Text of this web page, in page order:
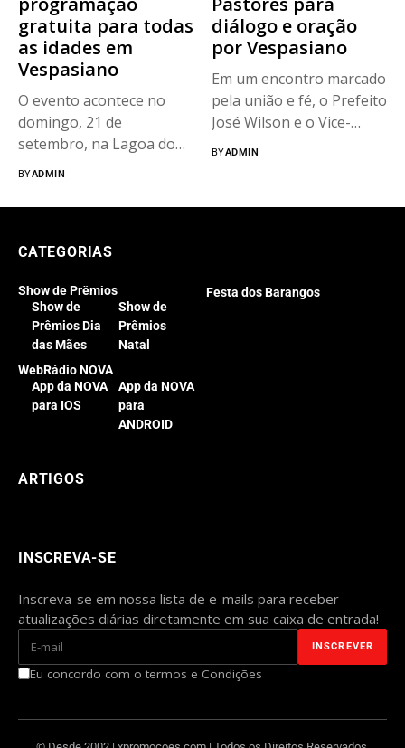
gratuita para todas
as idades em
Vespasiano
O evento acontece no
domingo, 21 de
setembro, na Lagoa do
Morro...
BYADMIN
diálogo e oração
por Vespasiano
Em um encontro marcado
pela união e fé, o Prefeito
José Wilson e o Vice-
Prefeito Filipe...
BYADMIN
CATEGORIAS
Show de Prêmios
Show de
Prêmios Dia
das Mães
Show de
Prêmios
Natal
Festa dos Barangos
WebRádio NOVA
App da NOVA
para IOS
App da NOVA
para
ANDROID
ARTIGOS
INSCREVA-SE
Inscreva-se em nossa lista de e-mails para receber
atualizações diárias diretamente em sua caixa de entrada!
Eu concordo com o termos e Condições